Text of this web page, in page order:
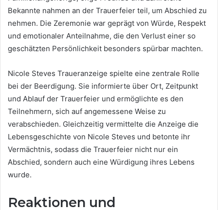
Bekannte nahmen an der Trauerfeier teil, um Abschied zu
nehmen. Die Zeremonie war geprägt von Würde, Respekt
und emotionaler Anteilnahme, die den Verlust einer so
geschätzten Persönlichkeit besonders spürbar machten.
Nicole Steves Traueranzeige spielte eine zentrale Rolle
bei der Beerdigung. Sie informierte über Ort, Zeitpunkt
und Ablauf der Trauerfeier und ermöglichte es den
Teilnehmern, sich auf angemessene Weise zu
verabschieden. Gleichzeitig vermittelte die Anzeige die
Lebensgeschichte von Nicole Steves und betonte ihr
Vermächtnis, sodass die Trauerfeier nicht nur ein
Abschied, sondern auch eine Würdigung ihres Lebens
wurde.
Reaktionen und